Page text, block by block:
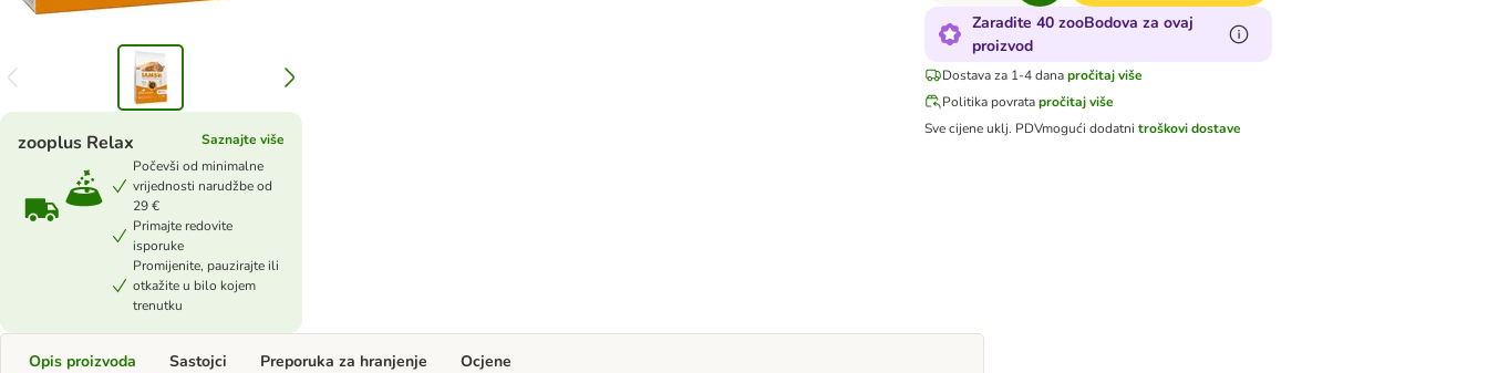
zooplus Relax
Saznajte više
Počevši od minimalne
vrijednosti narudžbe od
29 €
Primajte redovite
isporuke
Promijenite, pauzirajte ili
otkažite u bilo kojem
trenutku
Zaradite 40 zooBodova za ovaj
proizvod
Dostava za 1-4 dana pročitaj više
Politika povrata pročitaj više
Sve cijene uklj. PDVmogući dodatni troškovi dostave
Opis proizvoda Sastojci Preporuka za hranjenje Ocjene